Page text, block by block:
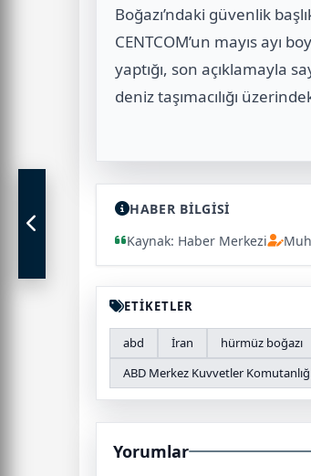
Boğazı’ndaki güvenlik
CENTCOM’un mayıs ayı
yaptığı, son açıklamayla
deniz taşımacılığı
HABER BİLGİSİ
Kaynak: Haber Merkezi
ETİKETLER
abd İran hürmüz boğazı
ABD Merkez Kuvvetler
Yorumlar